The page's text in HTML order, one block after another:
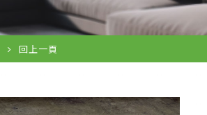
回上一頁